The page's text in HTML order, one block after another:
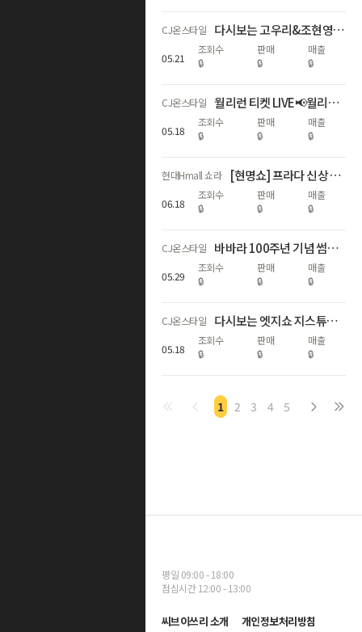
CJ온스타일 다시보는 고우리&조현영 발칙한 토크 슬로기vs.세컨스킨 당신의 선택은?!
05.21
조회수
🔒
판매
🔒
매출
🔒
CJ온스타일 월리런 티켓 LIVE📢월리의 여의도행 티켓을 사수하라🏃🏻‍♂
05.18
조회수
🔒
판매
🔒
매출
🔒
현대Hmall 쇼라 [현명쇼] 프라다 신상 호보백 20만▼
06.18
조회수
🔒
판매
🔒
매출
🔒
CJ온스타일 바바라 100주년 기념 썸머 노와이어 브라팬티 특가전💐단 하루 이 가격
05.29
조회수
🔒
판매
🔒
매출
🔒
CJ온스타일 다시보는 엣지쇼 지스튜디오&애드아보아 26SS SALE
05.18
조회수
🔒
판매
🔒
매출
🔒
1 2 3 4 5
평일 09:00 - 18:00
점심시간 12:00 - 13:00
씨브이쓰리 소개 개인정보처리방침